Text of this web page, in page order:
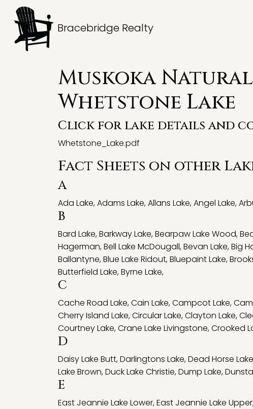
Bracebridge Realty
Muskoka Natural
Whetstone Lake
Click for lake details and
Whetstone_Lake.pdf
Fact Sheets on other
A
Ada Lake,Adams Lake,Allans Lake,Angel Lake,
B
Bard Lake,Barkway Lake,Bearpaw Lake Wood,
Hagerman,Bell Lake McDougall,Bevan Lake,Big
Ballantyne,Blue Lake Ridout,Bluepaint Lake,
Butterfield Lake,Byrne Lake,
C
Cache Road Lake,Cain Lake,Campcot Lake,
Cherry Island Lake,Circular Lake,Clayton Lake,
Courtney Lake,Crane Lake Livingstone,Crooked
D
Daisy Lake Butt,Darlingtons Lake,Dead Horse Lake
Lake Brown,Duck Lake Christie,Dump Lake,
E
East Jeannie Lake Lower,East Jeannie Lake Upper